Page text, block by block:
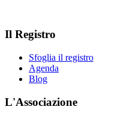
Il Registro
Sfoglia il registro
Agenda
Blog
L'Associazione